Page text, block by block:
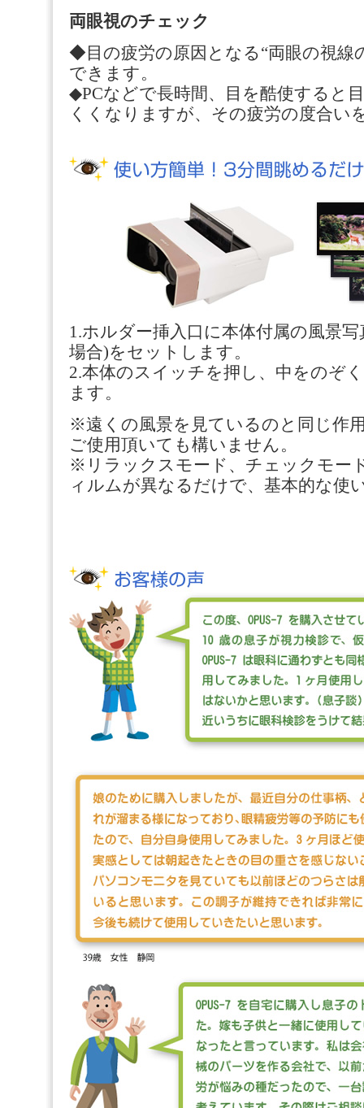
両眼視のチェック
◆目の疲労の原因となる“両眼の視線
できます。
◆PCなどで長時間、目を酷使すると
くくなりますが、その疲労の度合い
1.ホルダー挿入口に本体付属の風景
場合)をセットします。
2.本体のスイッチを押し、中をのぞ
ます。
※遠くの風景を見ているのと同じ作
ご使用頂いても構いません。
※リラックスモード、チェックモー
ィルムが異なるだけで、基本的な使